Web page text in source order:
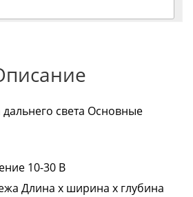
света Основные
10-30 В
Длина х ширина х глубина